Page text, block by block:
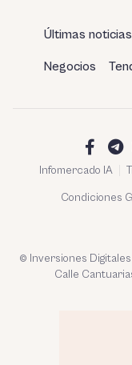
Últimas noticias
Negocios
Infomercado IA
Condiciones
© Inversiones
Calle